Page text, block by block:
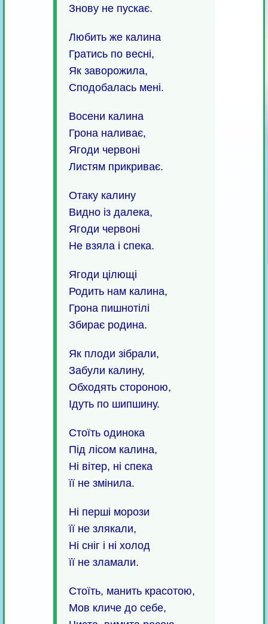
Знову не пускає.
Любить же калина
Гратись по весні,
Як заворожила,
Сподобалась мені.
Восени калина
Грона наливає,
Ягоди червоні
Листям прикриває.
Отаку калину
Видно із далека,
Ягоди червоні
Не взяла і спека.
Ягоди цілющі
Родить нам калина,
Грона пишнотілі
Збирає родина.
Як плоди зібрали,
Забули калину,
Обходять стороною,
Ідуть по шипшину.
Стоїть одинока
Під лісом калина,
Ні вітер, ні спека
її не змінила.
Ні перші морози
її не злякали,
Ні сніг і ні холод
її не зламали.
Стоїть, манить красотою,
Мов кличе до себе,